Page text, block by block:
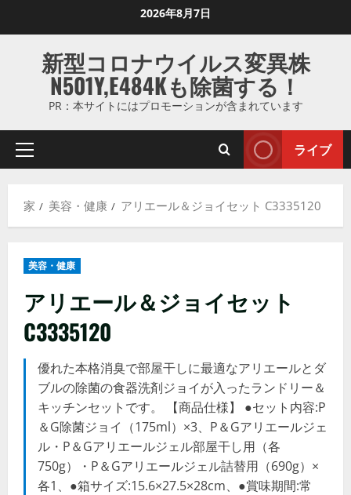
ス
ッ
ま
2026年8月7日
新型コロナウイルス変異株
N501Y,E484Kも除菌する！
PR：本サイトにはプロモーションが含まれています
プ
マ
ニ
ー
ライブ
家 美容・健康 アリエール＆ジョイセット C3335120
美容・健康
アリエール＆ジョイセット
C3335120
優れた本格消臭で部屋干しに最適なアリエールとダ
ブルの除菌の食器洗剤ジョイが入ったランドリー＆
キッチンセットです。 【商品仕様】 ●セット内容:P
＆G除菌ジョイ（175ml）×3、P＆Gアリエールジェ
ル・P＆Gアリエールジェル部屋干し用（各
750g）・P＆Gアリエールジェル詰替用（690g）×
各1、●箱サイズ:15.6×27.5×28cm、●賞味期間:常